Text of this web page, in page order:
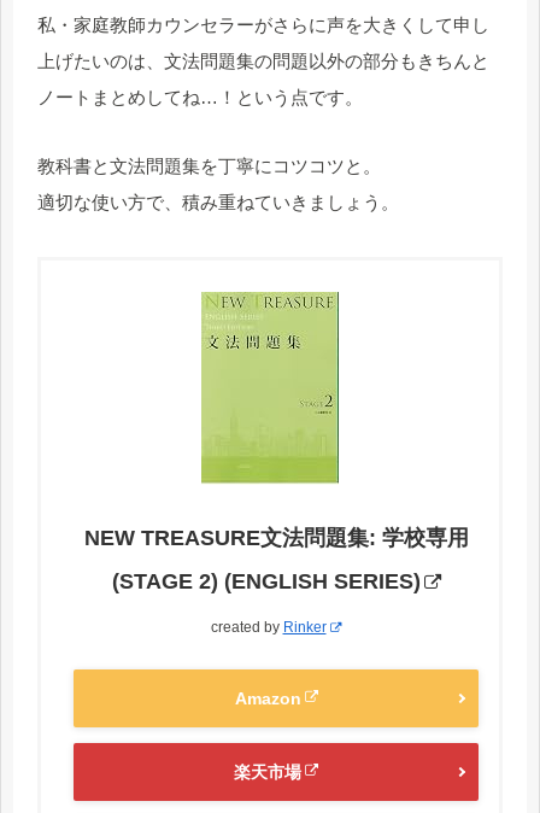
私・家庭教師カウンセラーがさらに声を大きくして申し
上げたいのは、文法問題集の問題以外の部分もきちんと
ノートまとめしてね…！という点です。
教科書と文法問題集を丁寧にコツコツと。
適切な使い方で、積み重ねていきましょう。
NEW TREASURE文法問題集: 学校専用
(STAGE 2) (ENGLISH SERIES)
created by Rinker
Amazon
楽天市場